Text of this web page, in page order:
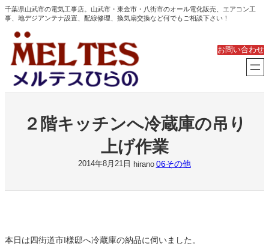
内
容
ッ
千葉県山武市の電気工事店。山武市・東金市・八街市のオール電化販売、エアコン工
事、地デジアンテナ設置、配線修理、換気扇交換など何でもご相談下さい！
お問い合わせ
２階キッチンへ冷蔵庫の吊り
上げ作業
2014年8月21日 hirano 06その他
本日は四街道市I様邸へ冷蔵庫の納品に伺いました。